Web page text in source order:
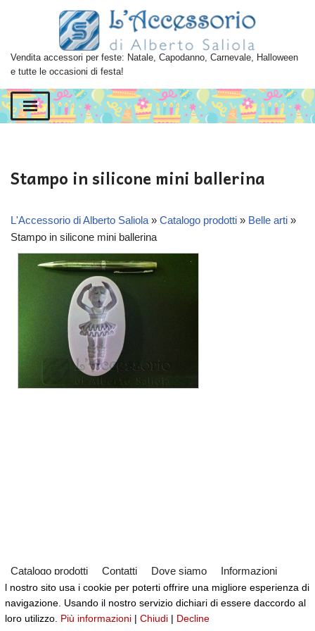
al
contenuto
Vendita accessori per feste: Natale, Capodanno, Carnevale, Halloween
e tutte le occasioni di festa!
Stampo in silicone mini ballerina
L'Accessorio di Alberto Saliola » Catalogo prodotti » Belle arti »
Stampo in silicone mini ballerina
Catalogo prodotti Contatti Dove siamo
Informazioni
Partner
Servizi Virtual Tour del Negozio
Neve| Powered byWordPress
l nostro sito usa i cookie per poterti offrire una migliore esperienza di
navigazione. Usando il nostro servizio dichiari di essere daccordo al
loro utilizzo. Più informazioni | Chiudi | Decline